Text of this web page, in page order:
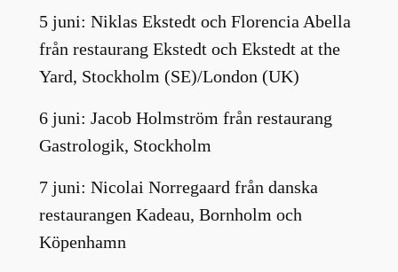
5 juni: Niklas Ekstedt och Florencia Abella
från restaurang Ekstedt och Ekstedt at the
Yard, Stockholm (SE)/London (UK)
6 juni: Jacob Holmström från restaurang
Gastrologik, Stockholm
7 juni: Nicolai Norregaard från danska
restaurangen Kadeau, Bornholm och
Köpenhamn